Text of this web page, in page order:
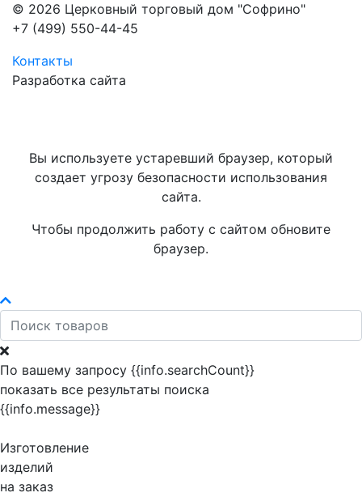
© 2026 Церковный торговый дом "Софрино"
+7 (499) 550-44-45
Контакты
Разработка сайта
Вы используете устаревший браузер, который
создает угрозу безопасности использования
сайта.
Чтобы продолжить работу с сайтом обновите
браузер.
По вашему запросу {{info.searchCount}}
показать все результаты поиска
{{info.message}}
Изготовление
изделий
на заказ